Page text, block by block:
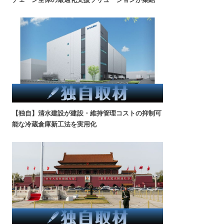
【独自】清水建設が建設・維持管理コストの抑制可
能な冷蔵倉庫新工法を実用化